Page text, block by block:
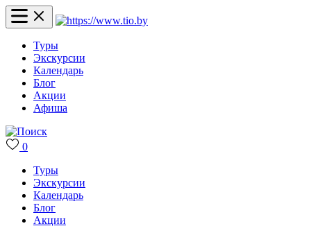
Туры
Экскурсии
Календарь
Блог
Акции
Афиша
0
Туры
Экскурсии
Календарь
Блог
Акции